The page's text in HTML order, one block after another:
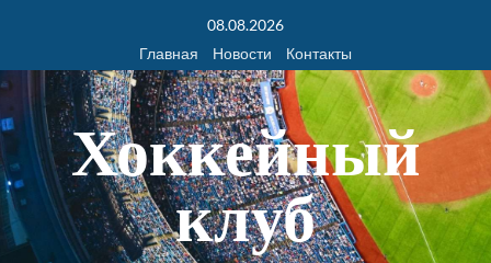
08.08.2026
Главная
Новости Контакты
Хоккейный
клуб